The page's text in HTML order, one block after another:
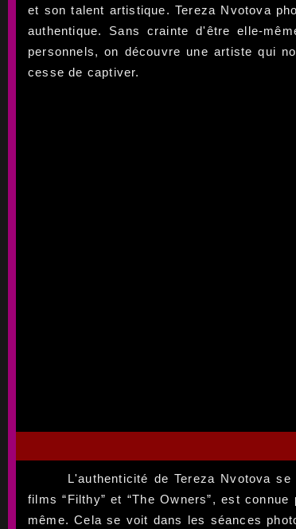
et son talent artistique. Tereza Nvotova
authentique. Sans crainte d'être elle-
personnels, on découvre une artiste qui
cesse de captiver.
L'authenticité de Tereza Nvotova
films “Filthy” et “The Owners”, est
même. Cela se voit dans les séances